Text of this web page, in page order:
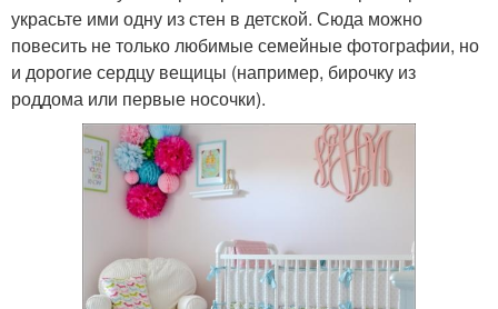
Простые схемы Поделки при помощи
Красивые поделки Зимние поделки
украсьте ими одну из стен в детской. Сюда можно
повесить не только любимые семейные фотографии, но
и дорогие сердцу вещицы (например, бирочку из
роддома или первые носочки).